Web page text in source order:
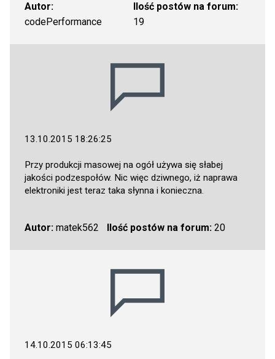
Autor:
codePerformance
Ilość postów na forum:
19
13.10.2015 18:26:25
Przy produkcji masowej na ogół używa się słabej
jakości podzespołów. Nic więc dziwnego, iż naprawa
elektroniki jest teraz taka słynna i konieczna.
Autor: matek562 Ilość postów na forum:20
14.10.2015 06:13:45